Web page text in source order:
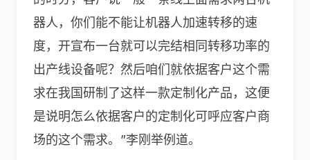
器人，你们能不能让机器人加速转移的速
度，开宣布一台就可以完结相同转移功率的
出产线设备呢？然后咱们就依据客户这个需
求在我国研制了这样一款定制化产品，这便
是说明怎么依据客户的定制化可呼应客户商
场的这个需求。”李刚举例道。